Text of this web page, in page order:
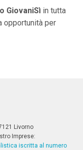
GiovaniSìin tutta
opportunità per
Livorno
Imprese:
iscritta al numero